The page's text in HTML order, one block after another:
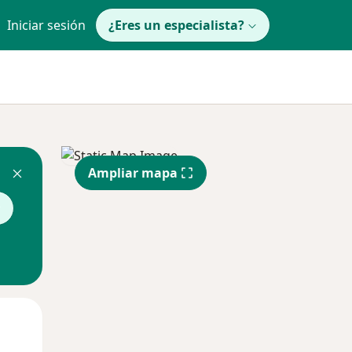
Iniciar sesión ¿Eres un especialista?
Ampliar mapa